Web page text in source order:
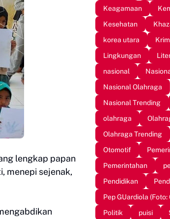
lengkap papan
menepi sejenak,
Keagamaan
Kesehatan
korea utara
Lingkungan
nasional
Nasional Olahraga
Nasional Trending
olahraga
Olahraga Trending
Otomotif
Pemerintahan
Pendidikan
Pep GUardiola (Foto:
Politik
puisi